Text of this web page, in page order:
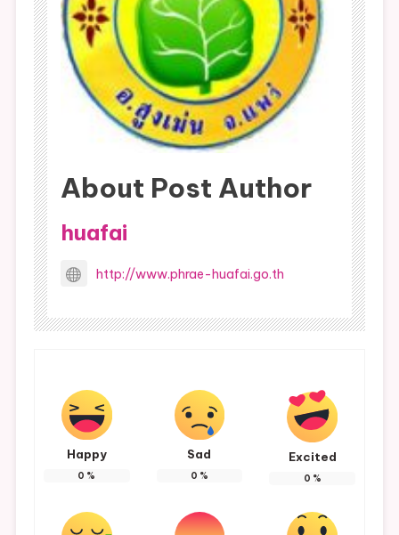
About Post Author
huafai
http://www.phrae-huafai.go.th
Happy
0 %
Sad
0 %
Excited
0 %